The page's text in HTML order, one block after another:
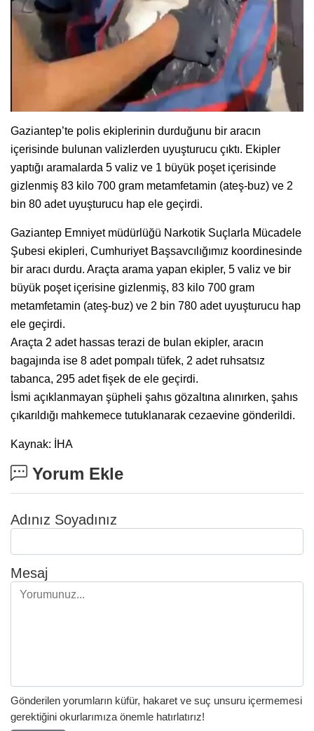
Gaziantep’te polis ekiplerinin durduğunu bir aracın
içerisinde bulunan valizlerden uyuşturucu çıktı. Ekipler
yaptığı aramalarda 5 valiz ve 1 büyük poşet içerisinde
gizlenmiş 83 kilo 700 gram metamfetamin (ateş-buz) ve 2
bin 80 adet uyuşturucu hap ele geçirdi.
Gaziantep Emniyet müdürlüğü Narkotik Suçlarla Mücadele
Şubesi ekipleri, Cumhuriyet Başsavcılığımız koordinesinde
bir aracı durdu. Araçta arama yapan ekipler, 5 valiz ve bir
büyük poşet içerisine gizlenmiş, 83 kilo 700 gram
metamfetamin (ateş-buz) ve 2 bin 780 adet uyuşturucu hap
ele geçirdi.
Araçta 2 adet hassas terazi de bulan ekipler, aracın
bagajında ise 8 adet pompalı tüfek, 2 adet ruhsatsız
tabanca, 295 adet fişek de ele geçirdi.
İsmi açıklanmayan şüpheli şahıs gözaltına alınırken, şahıs
çıkarıldığı mahkemece tutuklanarak cezaevine gönderildi.
Kaynak: İHA
Yorum Ekle
Adınız Soyadınız
Mesaj
Gönderilen yorumların küfür, hakaret ve suç unsuru içermemesi
gerektiğini okurlarımıza önemle hatırlatırız!